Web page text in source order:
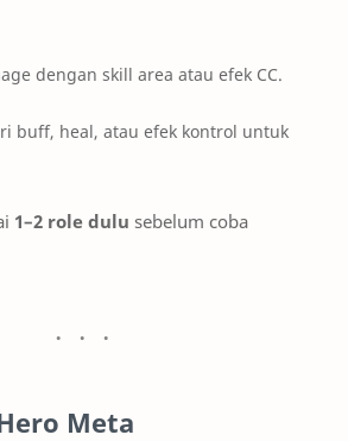
dengan skill area atau efek CC.
buff, heal, atau efek kontrol untuk
1–2 role dulu sebelum coba
Meta